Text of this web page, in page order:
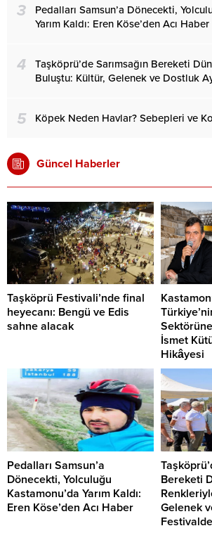
3
Pedalları Samsun’a Dönecekti,
Yarım Kaldı: Eren Köse’den Acı Haber
4
Taşköprü’de Sarımsağın Bereketi
Buluştu: Kültür, Gelenek ve Dostluk
5 Köpek Neden Havlar? Sebepleri ve
Güncel Haberler
Taşköprü Festivali’nde final
heyecanı: Bengü ve Edis
sahne alacak
İsmet
Hikâyesi
Pedalları Samsun’a
Dönecekti, Yolculuğu
Kastamonu’da Yarım Kaldı:
Eren Köse’den Acı Haber
Bereketi
Gelenek
Festivalde